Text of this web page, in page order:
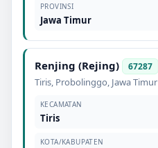
PROVINSI
Jawa Timur
Renjing (Rejing) 67287
Tiris, Probolinggo, Jawa Timur
KECAMATAN
Tiris
KOTA/KABUPATEN